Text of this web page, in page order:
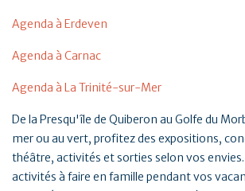
Agenda à Erdeven
Agenda à Carnac
Agenda à La Trinité-sur-Mer
De la Presqu'île de Quiberon au Golfe du
mer ou au vert, profitez des expositions,
théâtre, activités et sorties selon vos
activités à faire en famille pendant vos